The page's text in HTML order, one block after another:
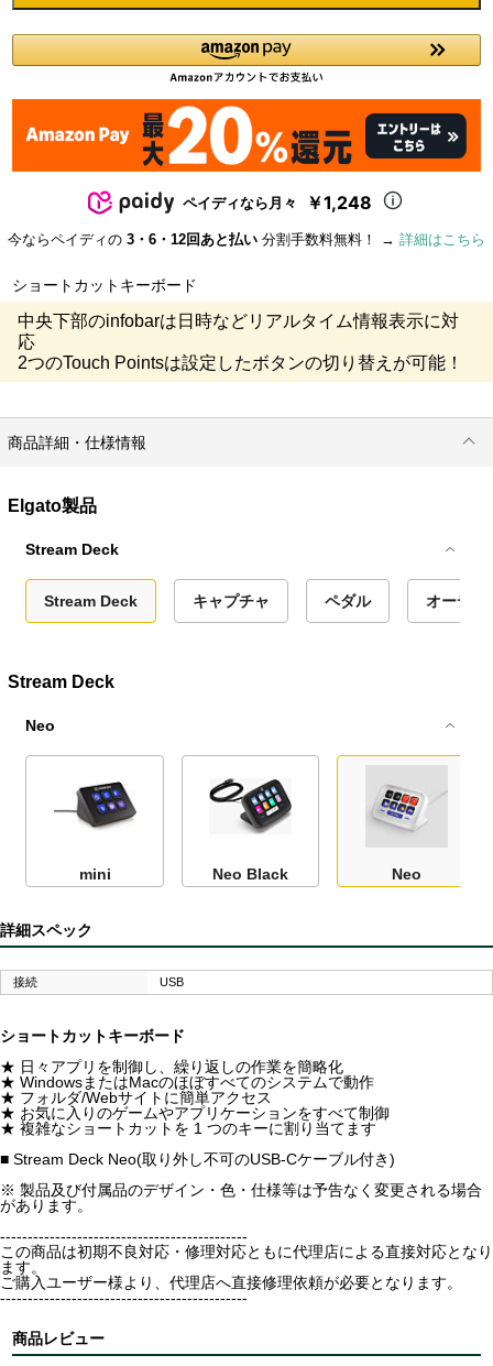
ペイディなら月々 ￥1,248
今ならペイディの 3・6・12回あと払い 分割手数料無料！ → 詳細はこちら
ショートカットキーボード
中央下部のinfobarは日時などリアルタイム情報表示に対
応
2つのTouch Pointsは設定したボタンの切り替えが可能！
商品詳細・仕様情報
Elgato製品
Stream Deck
Stream Deck キャプチャ ペダル オーディ
Stream Deck
Neo
mini Neo Black Neo
詳細スペック
接続 USB
ショートカットキーボード
★ 日々アプリを制御し、繰り返しの作業を簡略化
★ WindowsまたはMacのほぼすべてのシステムで動作
★ フォルダ/Webサイトに簡単アクセス
★ お気に入りのゲームやアプリケーションをすべて制御
★ 複雑なショートカットを 1 つのキーに割り当てます
■ Stream Deck Neo(取り外し不可のUSB-Cケーブル付き)
※ 製品及び付属品のデザイン・色・仕様等は予告なく変更される場合
があります。
---------------------------------------------
この商品は初期不良対応・修理対応ともに代理店による直接対応となり
ます。
ご購入ユーザー様より、代理店へ直接修理依頼が必要となります。
---------------------------------------------
商品レビュー